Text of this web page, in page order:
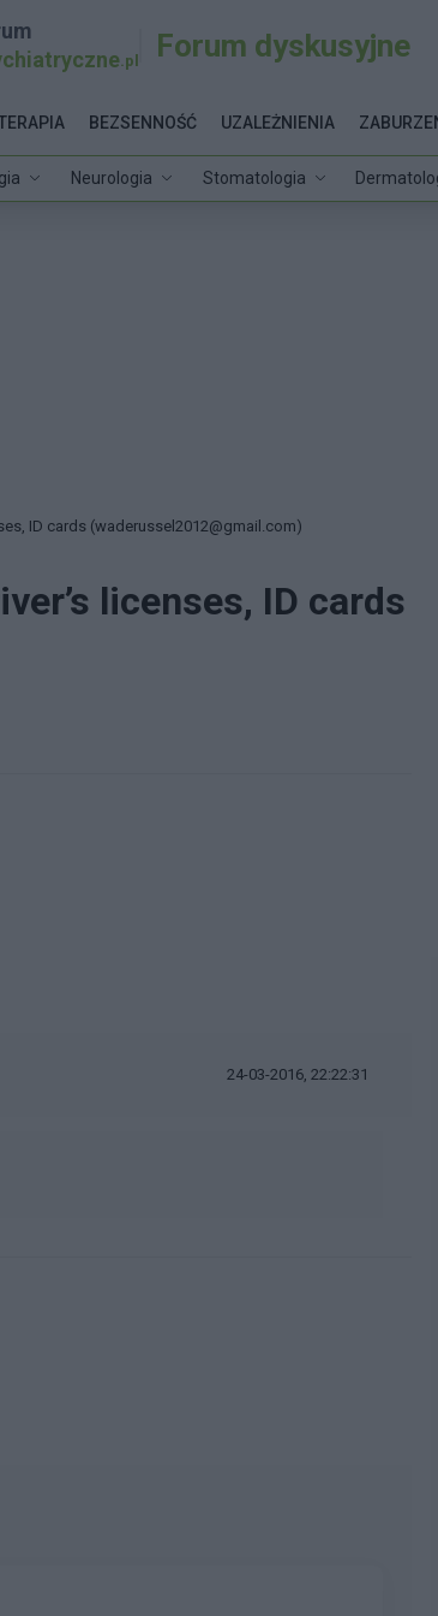
.pl Forum dyskusyjne
Neurologia Stomatologia
BEZSENNOŚĆ UZALEŻNIENIA
ID cards (waderussel2012@gmail.com)
licenses, ID cards
24-03-2016, 22:22:31